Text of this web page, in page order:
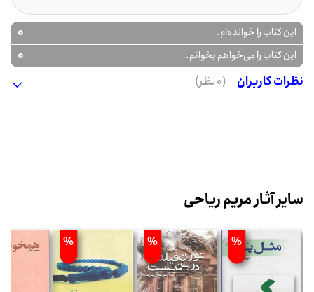
این کتاب را خوانده‌ام. 0
این کتاب را می‌خواهم بخوانم.
0
نظرات کاربران
(0 نظر)
سایر آثار مریم ریاحی
%
%
%